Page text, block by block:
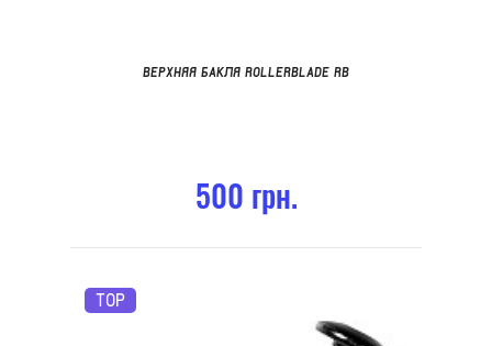
ВЕРХНЯЯ БАКЛЯ ROLLERBLADE RB
500 грн.
TOP